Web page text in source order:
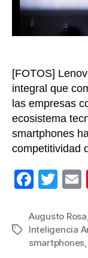
[FOTOS]
integral que
las empresas
ecosistema
smartphones
competitividad
F
c
e
T
tt
er
Etiquetas
Augusto Rosa,
Inteligencia
smartphones,